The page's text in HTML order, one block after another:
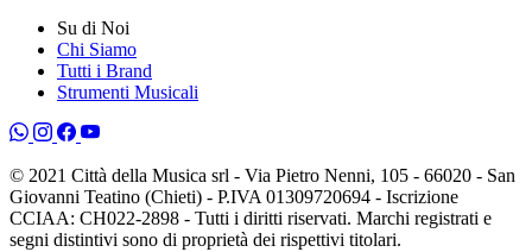
Su di Noi
Chi Siamo
Tutti i Brand
Strumenti Musicali
© 2021 Città della Musica srl - Via Pietro Nenni, 105 - 66020 - San
Giovanni Teatino (Chieti) - P.IVA 01309720694 - Iscrizione
CCIAA: CH022-2898 - Tutti i diritti riservati. Marchi registrati e
segni distintivi sono di proprietà dei rispettivi titolari.